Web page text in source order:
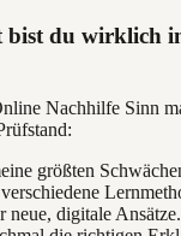
bist du wirklich
Nachhilfe Sinn
größten
digitale Ansätze.